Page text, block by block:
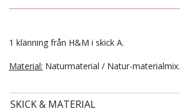
1 klänning från H&M i skick A.
Material: Naturmaterial / Natur-materialmix.
SKICK & MATERIAL